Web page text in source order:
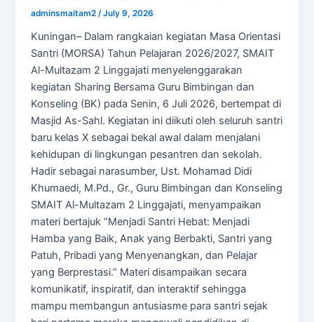
adminsmaitam2 /July 9, 2026
Kuningan– Dalam rangkaian kegiatan Masa Orientasi
Santri (MORSA) Tahun Pelajaran 2026/2027, SMAIT
Al-Multazam 2 Linggajati menyelenggarakan
kegiatan Sharing Bersama Guru Bimbingan dan
Konseling (BK) pada Senin, 6 Juli 2026, bertempat di
Masjid As-Sahl. Kegiatan ini diikuti oleh seluruh santri
baru kelas X sebagai bekal awal dalam menjalani
kehidupan di lingkungan pesantren dan sekolah.
Hadir sebagai narasumber, Ust. Mohamad Didi
Khumaedi, M.Pd., Gr., Guru Bimbingan dan Konseling
SMAIT Al-Multazam 2 Linggajati, menyampaikan
materi bertajuk “Menjadi Santri Hebat: Menjadi
Hamba yang Baik, Anak yang Berbakti, Santri yang
Patuh, Pribadi yang Menyenangkan, dan Pelajar
yang Berprestasi.” Materi disampaikan secara
komunikatif, inspiratif, dan interaktif sehingga
mampu membangun antusiasme para santri sejak